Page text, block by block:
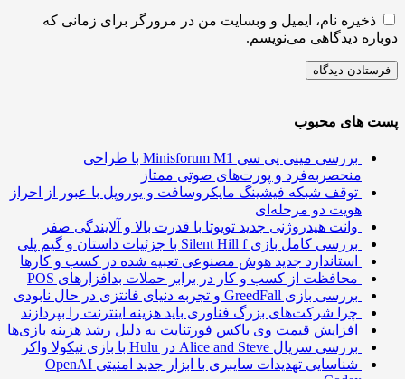
ذخیره نام، ایمیل و وبسایت من در مرورگر برای زمانی که
دیدگاهی می‌نویسم.
های محبوب
بررسی مینی پی ‌سی Minisforum M1 با طراحی
منحصربه‌فرد و پورت‌های صوتی ممتاز
توقف شبکه فیشینگ مایکروسافت و یوروپل با عبور از احراز
هویت دو مرحله‌ای
وانت هیدروژنی جدید تویوتا با قدرت بالا و آلایندگی صفر
بررسی کامل بازی Silent Hill f با جزئیات داستان و گیم پلی
استاندارد جدید هوش مصنوعی تعبیه شده در کسب و کارها
محافظت از کسب و کار در برابر حملات بدافزارهای POS
بررسی بازی GreedFall و تجربه دنیای فانتزی در حال نابودی
چرا شرکت‌های بزرگ فناوری باید هزینه اینترنت را بپردازند
افزایش قیمت وی باکس فورتنایت به دلیل رشد هزینه بازی‌ها
بررسی سریال Alice and Steve در Hulu با بازی نیکولا واکر
شناسایی تهدیدات سایبری با ابزار جدید امنیتی OpenAI